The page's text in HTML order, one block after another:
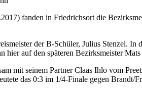
fanden in Friedrichsort die
der B-Schüler, Julius Stenzel.
hier auf den späteren Bezirksmeister
mit seinem Partner Claas Ihlo vom
das 0:3 im 1/4-Finale gegen Brandt/